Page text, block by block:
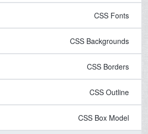
CSS Fonts
CSS Backgrounds
CSS Borders
CSS Outline
CSS Box Model